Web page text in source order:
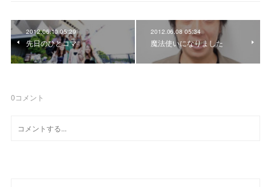
2012.06.10 05:29
先日のひとコマ
2012.06.08 05:34
魔法使いになりました
0コメント